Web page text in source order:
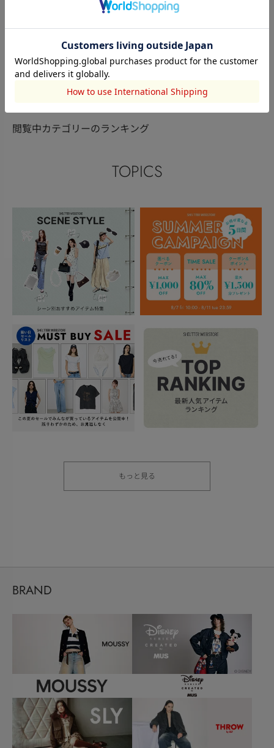
162cm
このアイテムを見た人がチェックしている商品
閲覧中カテゴリーのランキング
TOPICS
もっと見る
BRAND